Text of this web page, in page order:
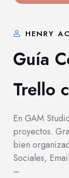
HENRY
Guía
Trello
En GAM
proyectos.
bien
Sociales,
–